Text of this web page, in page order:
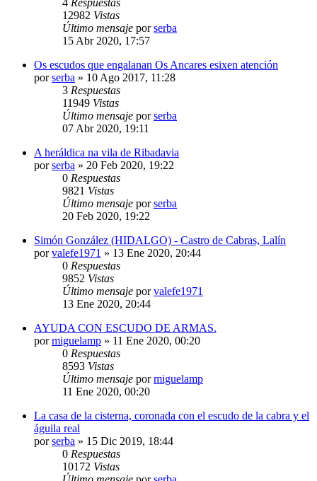
12982 Vistas
Último mensaje porserba
15 Abr 2020, 17:57
Os escudos que engalanan Os Ancares esixen atención
porserba » 10 Ago 2017, 11:28
3 Respuestas
11949 Vistas
Último mensaje porserba
07 Abr 2020, 19:11
A heráldica na vila de Ribadavia
porserba » 20 Feb 2020, 19:22
0 Respuestas
9821 Vistas
Último mensaje porserba
20 Feb 2020, 19:22
Simón González (HIDALGO) - Castro de Cabras, Lalín
porvalefe1971 » 13 Ene 2020, 20:44
0 Respuestas
9852 Vistas
Último mensaje porvalefe1971
13 Ene 2020, 20:44
AYUDA CON ESCUDO DE ARMAS.
pormiguelamp » 11 Ene 2020, 00:20
0 Respuestas
8593 Vistas
Último mensaje pormiguelamp
11 Ene 2020, 00:20
La casa de la cisterna, coronada con el escudo de la cabra y el
águila real
porserba » 15 Dic 2019, 18:44
0 Respuestas
10172 Vistas